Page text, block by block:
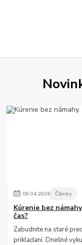
08.04.2026 Články
Kúrenie bez
čas?
Zabudnite na staré
prikladaní. Dnešné